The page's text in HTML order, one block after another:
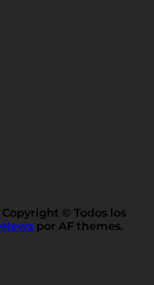
© Todos los
por AF themes.